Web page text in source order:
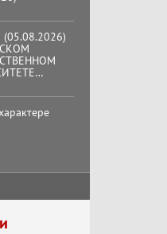
(05.08.2026)
ИМЕНИ
ЗЮГАНОВА.